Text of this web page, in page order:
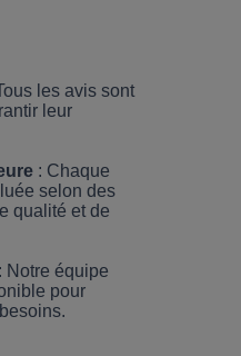
les avis sont
leur
: Chaque
selon des
qualité et de
: Notre équipe
pour